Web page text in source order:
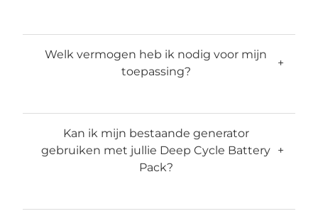
Welk vermogen heb ik nodig voor mijn
toepassing?
+
Kan ik mijn bestaande generator
gebruiken met jullie Deep Cycle Battery
Pack?
+